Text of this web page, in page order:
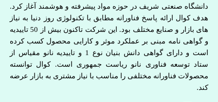
دانشگاه صنعتی شریف در حوزه مواد پیشرفته و هوشمند آغاز کرد.
هدف کوال ارائه پاسخ فناورانه مطابق با تکنولوژی روز دنیا به نیاز
های بازار و صنایع مختلف بود. این شرکت تاکنون بیش از 50 تاییدیه
و گواهی نامه مبنی بر عملکرد موثر و کارایی محصول کسب کرده
است و دارای گواهی دانش بنیان نوع 1 و تاییدیه نانو مقیاس از
ستاد توسعه فناوری نانو ریاست جمهوری است. کوال توانسته
محصولات فناورانه مختلفی را مناسب با نیاز مشتری به بازار عرضه
کند.